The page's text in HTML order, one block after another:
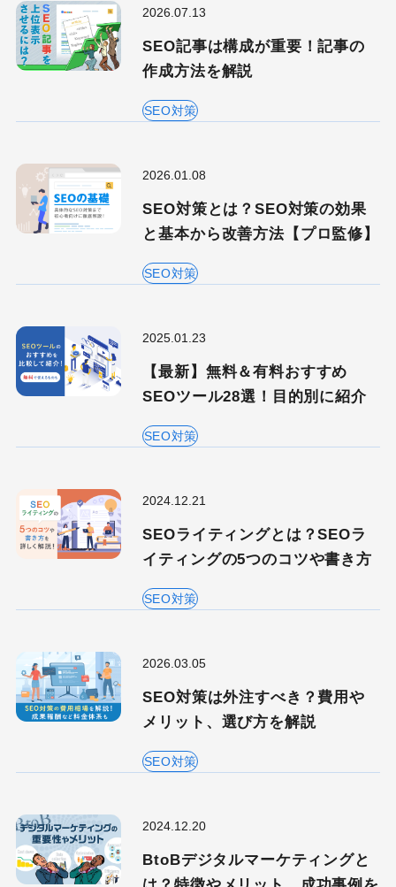
キーワードから記事を検索
カテゴリーから記事を検索
2026.07.13
SEO記事は構成が重要！記事の
作成方法を解説
SEO対策
2026.01.08
SEO対策とは？SEO対策の効果
と基本から改善方法【プロ監修】
SEO対策
2025.01.23
【最新】無料＆有料おすすめ
SEOツール28選！目的別に紹介
SEO対策
2024.12.21
SEOライティングとは？SEOラ
イティングの5つのコツや書き方
SEO対策
2026.03.05
SEO対策は外注すべき？費用や
メリット、選び方を解説
SEO対策
2024.12.20
BtoBデジタルマーケティングと